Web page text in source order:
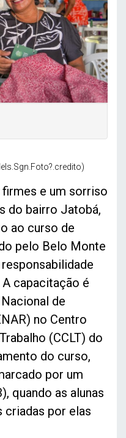
e um sorriso
do bairro Jatobá,
ao curso de
pelo Belo Monte
capacitação é
de
no Centro
(CCLT) do
do curso,
por um
quando as alunas
criadas por elas